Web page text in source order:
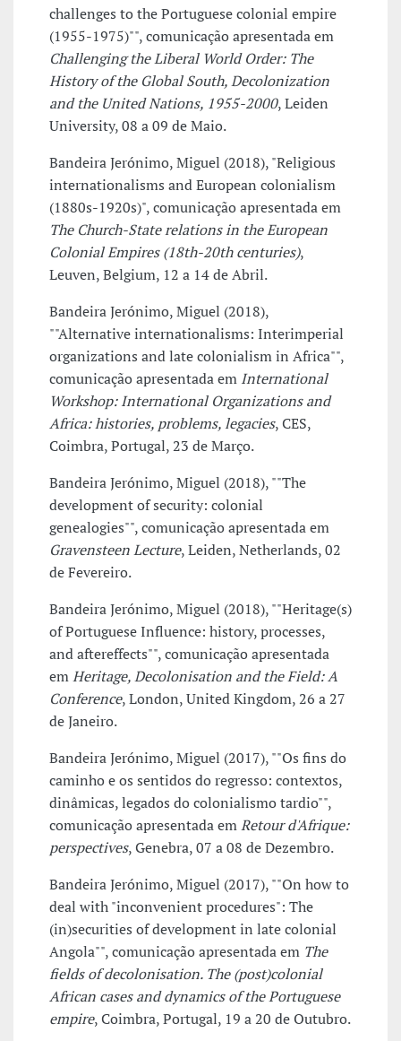
challenges to the Portuguese colonial empire
(1955-1975)"", comunicação apresentada em
Challenging the Liberal World Order: The
History of the Global South, Decolonization
and the United Nations, 1955-2000, Leiden
University, 08 a 09 de Maio.
Bandeira Jerónimo, Miguel (2018), "Religious
internationalisms and European colonialism
(1880s-1920s)", comunicação apresentada em
The Church-State relations in the European
Colonial Empires (18th-20th centuries),
Leuven, Belgium, 12 a 14 de Abril.
Bandeira Jerónimo, Miguel (2018),
""Alternative internationalisms: Interimperial
organizations and late colonialism in Africa"",
comunicação apresentada em International
Workshop: International Organizations and
Africa: histories, problems, legacies, CES,
Coimbra, Portugal, 23 de Março.
Bandeira Jerónimo, Miguel (2018), ""The
development of security: colonial
genealogies"", comunicação apresentada em
Gravensteen Lecture, Leiden, Netherlands, 02
de Fevereiro.
Bandeira Jerónimo, Miguel (2018), ""Heritage(s)
of Portuguese Influence: history, processes,
and aftereffects"", comunicação apresentada
emHeritage, Decolonisation and the Field: A
Conference, London, United Kingdom, 26 a 27
de Janeiro.
Bandeira Jerónimo, Miguel (2017), ""Os fins do
caminho e os sentidos do regresso: contextos,
dinâmicas, legados do colonialismo tardio"",
comunicação apresentada emRetour d'Afrique:
perspectives, Genebra, 07 a 08 de Dezembro.
Bandeira Jerónimo, Miguel (2017), ""On how to
deal with "inconvenient procedures": The
(in)securities of development in late colonial
Angola"", comunicação apresentada em The
fields of decolonisation. The (post)colonial
African cases and dynamics of the Portuguese
empire, Coimbra, Portugal, 19 a 20 de Outubro.